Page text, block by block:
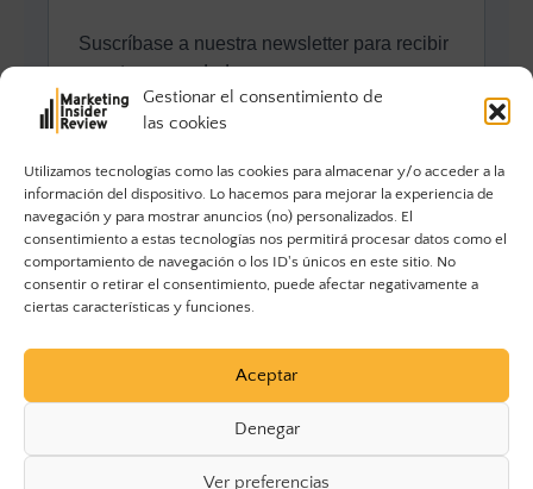
Gestionar el consentimiento de
las cookies
Utilizamos tecnologías como las cookies para almacenar y/o acceder a la
información del dispositivo. Lo hacemos para mejorar la experiencia de
navegación y para mostrar anuncios (no) personalizados. El
consentimiento a estas tecnologías nos permitirá procesar datos como el
comportamiento de navegación o los ID's únicos en este sitio. No
consentir o retirar el consentimiento, puede afectar negativamente a
ciertas características y funciones.
Aceptar
Denegar
Ver preferencias